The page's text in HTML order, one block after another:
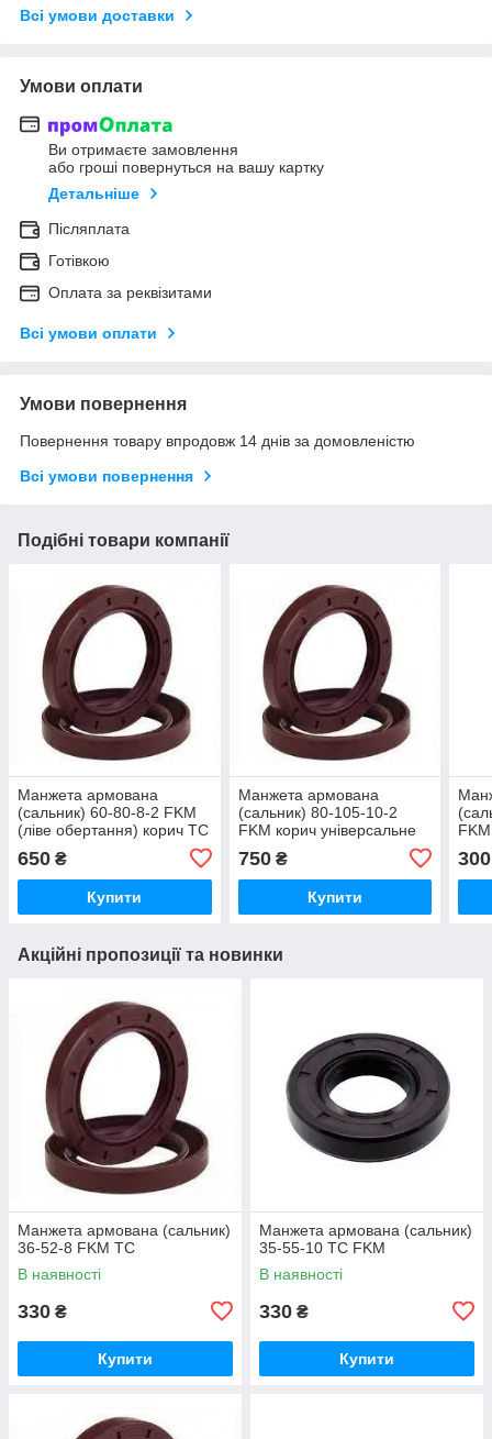
Всі умови доставки
Умови оплати
Ви отримаєте замовлення
або гроші повернуться на вашу картку
Детальніше
Післяплата
Готівкою
Оплата за реквізитами
Всі умови оплати
Умови повернення
Повернення товару впродовж 14 днів за домовленістю
Всі умови повернення
Подібні товари компанії
Манжета армована
(сальник) 60-80-8-2 FKM
(ліве обертання) корич TC
650 ₴
Купити
Манжета армована
(сальник) 80-105-10-2
FKM корич універсальне
750₴
Купити
300
Акційні пропозиції та новинки
Манжета армована (сальник)
36-52-8 FKM TC
В наявності
330 ₴
Купити
Манжета армована (сальник)
35-55-10 ТС FKM
В наявності
330 ₴
Купити